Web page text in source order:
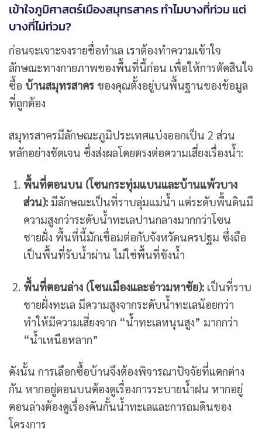
เข้าใจภูมิศาสตร์เมืองสมุทรสาคร ทำไมบางที่ท่วม แต่
บางที่ไม่ท่วม?
ก่อนจะเจาะจงรายชื่อทำเล เราต้องทำความเข้าใจ
ลักษณะทางกายภาพของพื้นที่นี้ก่อน เพื่อให้การตัดสินใจ
ซื้อ บ้านสมุทรสาคร ของคุณตั้งอยู่บนพื้นฐานของข้อมูล
ที่ถูกต้อง
สมุทรสาครมีลักษณะภูมิประเทศแบ่งออกเป็น 2 ส่วน
หลักอย่างชัดเจน ซึ่งส่งผลโดยตรงต่อความเสี่ยงเรื่องน้ำ:
พื้นที่ตอนบน (โซนกระทุ่มแบนและบ้านแพ้วบาง
ส่วน):มีลักษณะเป็นที่ราบลุ่มแม่น้ำ แต่ระดับพื้นดินมี
ความสูงกว่าระดับน้ำทะเลปานกลางมากกว่าโซน
ชายฝั่ง พื้นที่นี้มักเชื่อมต่อกับจังหวัดนครปฐม ซึ่งถือ
เป็นพื้นที่รับน้ำผ่าน ไม่ใช่พื้นที่ขังน้ำ
พื้นที่ตอนล่าง (โซนเมืองและอ่าวมหาชัย):เป็นที่ราบ
ชายฝั่งทะเล มีความสูงจากระดับน้ำทะเลน้อยกว่า
ทำให้มีความเสี่ยงจาก “น้ำทะเลหนุนสูง” มากกว่า
“น้ำเหนือหลาก”
ดังนั้น การเลือกซื้อบ้านจึงต้องพิจารณาปัจจัยที่แตกต่าง
กัน หากอยู่ตอนบนต้องดูเรื่องการระบายน้ำฝน หากอยู่
ตอนล่างต้องดูเรื่องคันกั้นน้ำทะเลและการถมดินของ
โครงการ